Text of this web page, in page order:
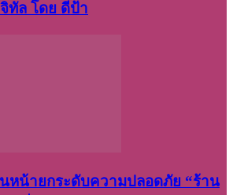
ทัล โดย ดีป้า
หน้ายกระดับความปลอดภัย “ร้าน